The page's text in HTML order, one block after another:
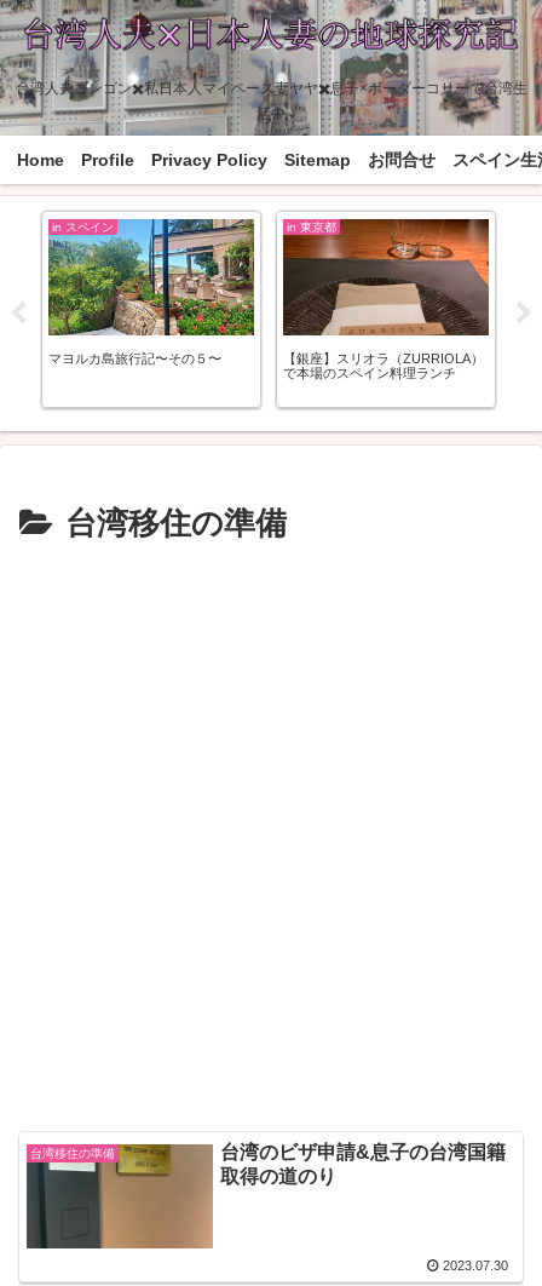
台湾人夫ゴンゴン✖️私日本人マイペース妻ヤヤ✖️息子×ボーダーコリーで台湾生
活中
Home Profile Privacy Policy Sitemap お問合せ スペイン生
in スペイン
マヨルカ島旅行記〜その５〜
in 東京都
【銀座】スリオラ（ZURRIOLA）
で本場のスペイン料理ランチ
台湾移住の準備
台湾移住の準備
台湾のビザ申請&息子の台湾国籍
取得の道のり
2023.07.30